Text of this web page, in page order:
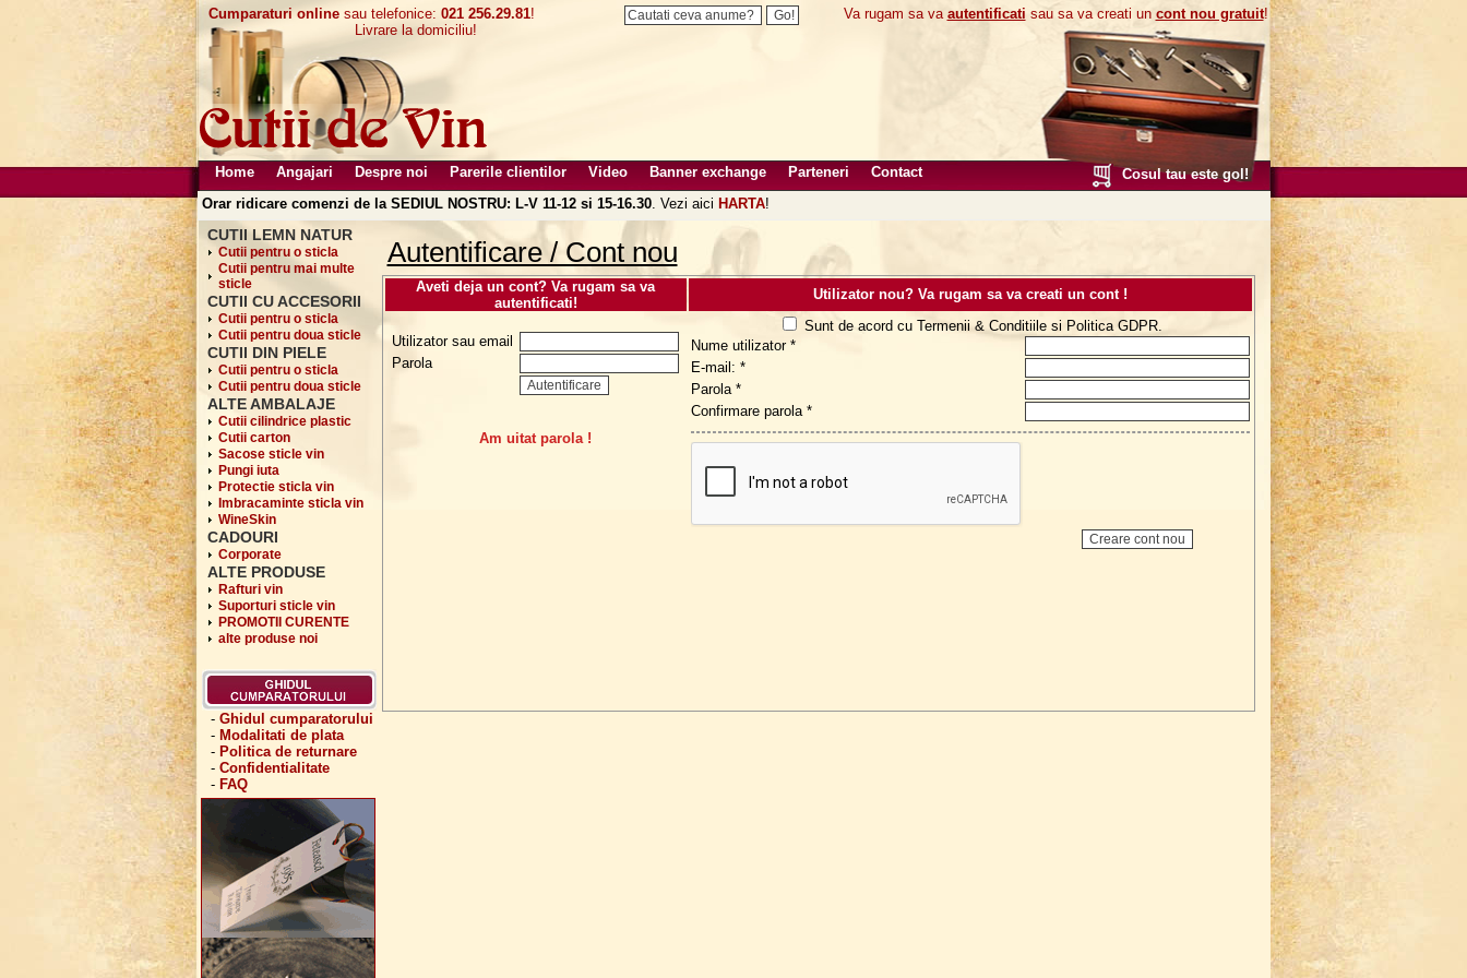
Cumparaturi onlinesau telefonice: 021 256.29.81!
Livrare la domiciliu!
Va rugam sa va autentificati sau sa va creati un cont nou gratuit!
Home Angajari Despre noi Parerile clientilor Video Banner exchange Parteneri Contact
Cosul tau este gol!
Orar ridicare comenzi de la SEDIUL NOSTRU: L-V 11-12 si 15-16.30. Vezi aici HARTA!
CUTII LEMN NATUR
Cutii pentru o sticla
Cutii pentru mai multe
sticle
CUTII CU ACCESORII
Cutii pentru o sticla
Cutii pentru doua sticle
CUTII DIN PIELE
Cutii pentru o sticla
Cutii pentru doua sticle
ALTE AMBALAJE
Cutii cilindrice plastic
Cutii carton
Sacose sticle vin
Pungi iuta
Protectie sticla vin
Imbracaminte sticla vin
WineSkin
CADOURI
Corporate
ALTE PRODUSE
Rafturi vin
Suporturi sticle vin
PROMOTII CURENTE
alte produse noi
- Ghidul cumparatorului
- Modalitati de plata
- Politica de returnare
- Confidentialitate
- FAQ
Autentificare / Cont nou
Aveti deja un cont? Va rugam sa va
autentificati!
Utilizator nou? Va rugam sa va creati un cont !
Utilizator sau email
Parola
Am uitat parola !
Sunt de acord cu Termenii & Conditiile si Politica GDPR.
Nume utilizator *
E-mail: *
Parola *
Confirmare parola *